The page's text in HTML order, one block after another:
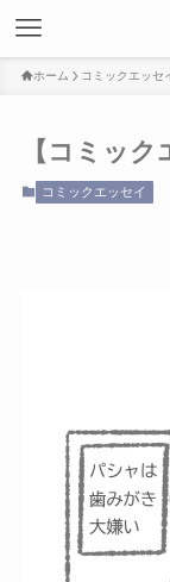
ホーム コミックエッセ
【コミッ
コミックエッセイ